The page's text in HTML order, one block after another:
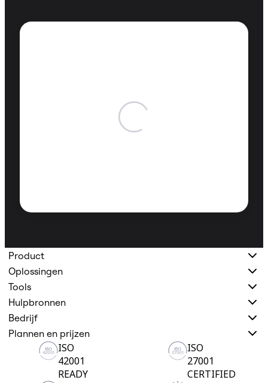
Product
Oplossingen
Tools
Hulpbronnen
Bedrijf
Plannen en prijzen
ISO
42001
READY
ISO
27001
CERTIFIED